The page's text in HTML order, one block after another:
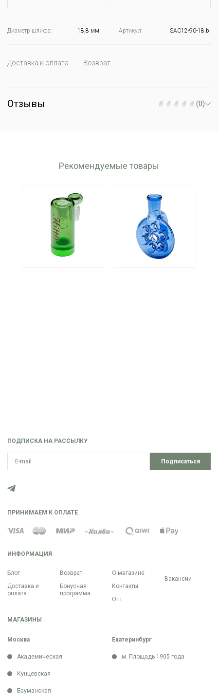
Диаметр шлифа: 18,8 мм Артикул: SAC12-90-18.bl
Доставка и оплата Возврат
Отзывы (0)
Рекомендуемые товары
ИНФОРМАЦИЯ
Блог
Доставка и
оплата
Возврат
Бонусная
программа
О магазине
Контакты
Опт
Вакансии
МАГАЗИНЫ
Москва
Академическая
Кунцевская
Бауманская
Екатеринбург
м. Площадь 1905 года
ПОДПИСКА НА РАССЫЛКУ
Подписаться
ПРИНИМАЕМ К ОПЛАТЕ